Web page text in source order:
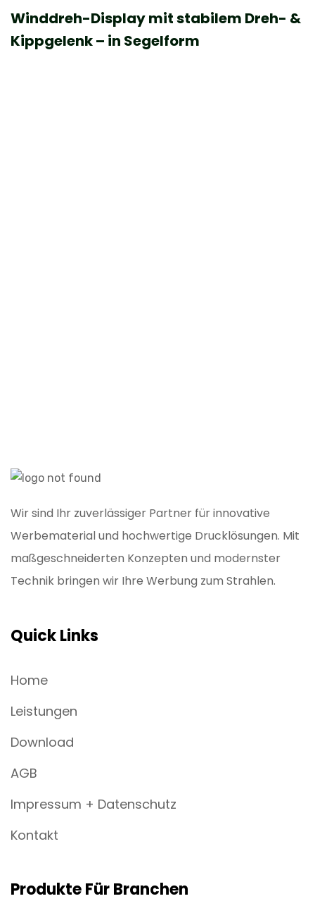
Winddreh-Display mit stabilem Dreh- &
Kippgelenk – in Segelform
Wir sind Ihr zuverlässiger Partner für innovative
Werbematerial und hochwertige Drucklösungen. Mit
maßgeschneiderten Konzepten und modernster
Technik bringen wir Ihre Werbung zum Strahlen.
Quick Links
Home
Leistungen
Download
AGB
Impressum + Datenschutz
Kontakt
Produkte Für Branchen